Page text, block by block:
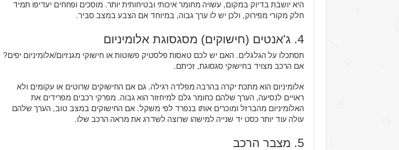
היא יושבת בדיוק במקום, עשויה מחומר איכותי ובטיחותית יותר. מוסכים ופחחים יעדיפו תמיד
חלק מקורי מפירוק, ולכן יש לו ערך גבוה, במיוחד אם הצבע במצב סביר.
4. ג'אנטים (חישוקים) מסגסוגת אלומיניום
תסתכלו על הגלגלים. האם יש לכם טאסות פלסטיק פשוטות או חישוקי מגנזיום/אלומיניום יפים?
אם הרכב מצויד בחישוקי סגסוגת, זכיתם.
אלומיניום הוא מתכת יקרה בהרבה מפלדה רגילה. גם אם החישוקים שרוטים או עקומים ולא
ראויים לנסיעה, הערך שלהם כחומר גלם למיחזור הוא גבוה. מפרקי רכבים מפרידים את
האלומיניום מהברזל ומוכרים אותו בנפרד לפי משקל. אם החישוקים במצב טוב, הערך שלהם
עולה עוד יותר כסט יד שנייה למישהו שרוצה לשדרג את מראה הרכב שלו.
5. מצבר הרכב